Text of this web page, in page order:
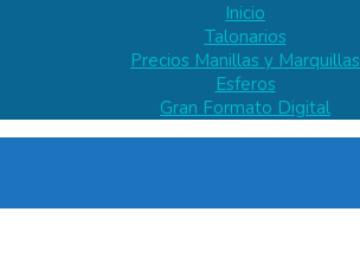
Inicio
Talonarios
Precios Manillas y Marquillas
Esferos
Gran Formato Digital